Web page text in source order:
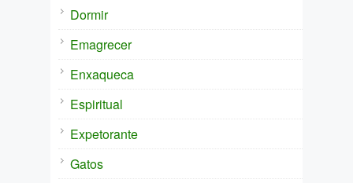
Dormir
Emagrecer
Enxaqueca
Espiritual
Expetorante
Gatos